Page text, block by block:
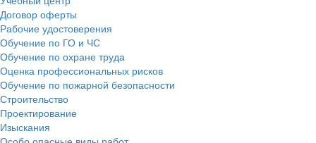
Договор оферты
Рабочие удостоверения
Обучение по ГО и ЧС
Обучение по охране труда
Оценка профессиональных рисков
Обучение по пожарной безопасности
Строительство
Проектирование
Изыскания